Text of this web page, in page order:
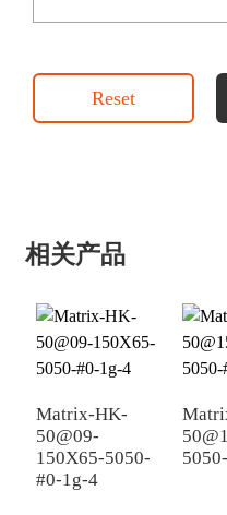
Reset
相关产品
Matrix-HK-
50@09-
150X65-5050-
#0-1g-4